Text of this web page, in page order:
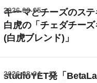
キーマとチーズのステ
白虎の「チェダチー
(白虎ブレンド)」
2026-08-05
studioYET発「
2026-08-04